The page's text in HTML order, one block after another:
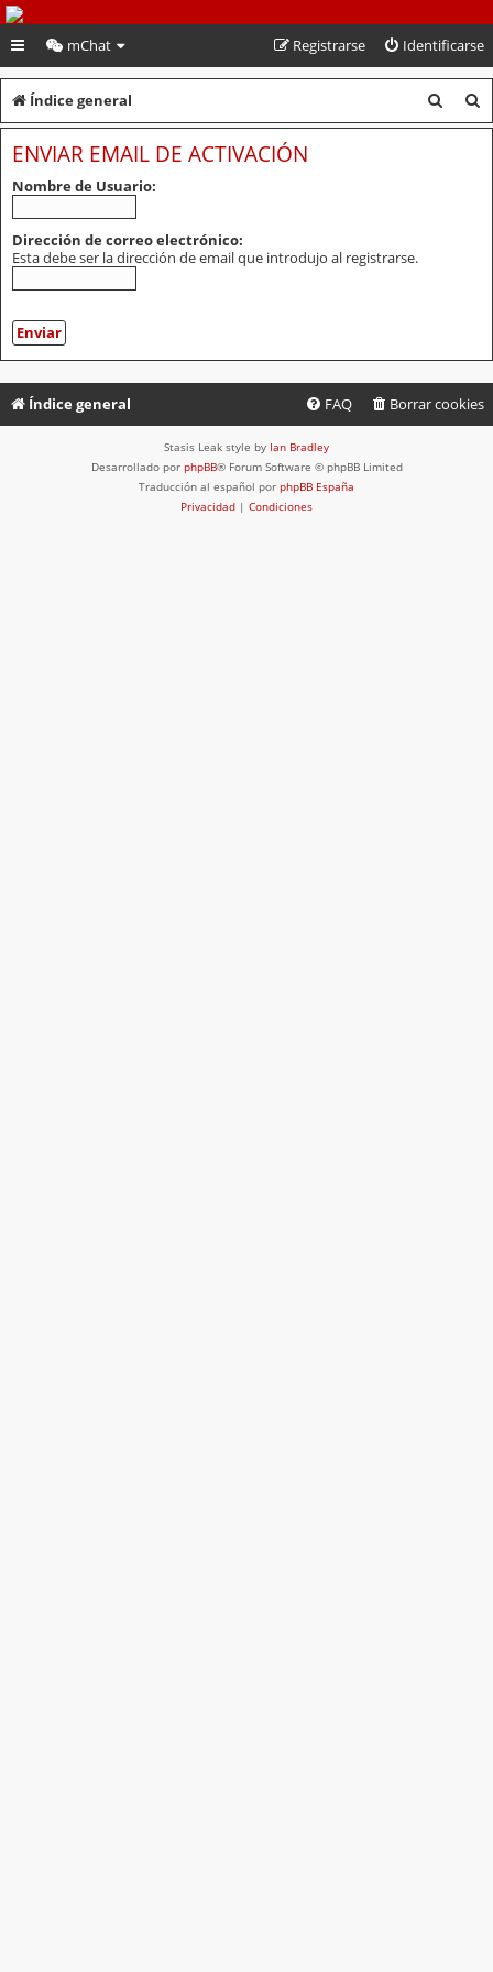
PeruVoley.com
mChat Identificarse
Registrarse
Índice general
u
u
ENVIAR EMAIL DE ACTIVACIÓN
Nombre de Usuario:
Dirección de correo electrónico:
Esta debe ser la dirección de email que introdujo al registrarse.
Índice general Borrar cookies
FAQ
Stasis Leak style by Ian Bradley
Desarrollado por phpBB® Forum Software © phpBB Limited
Traducción al español por phpBB España
Privacidad | Condiciones